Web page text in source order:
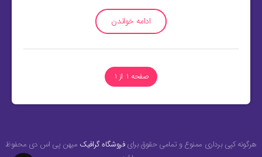
ادامه خواندن
صفحه 1 از 1
هرگونه کپی برداری ممنوع و تمامی حقوق برایفروشگاه گرافیک میهن پی اس دی محفوظ